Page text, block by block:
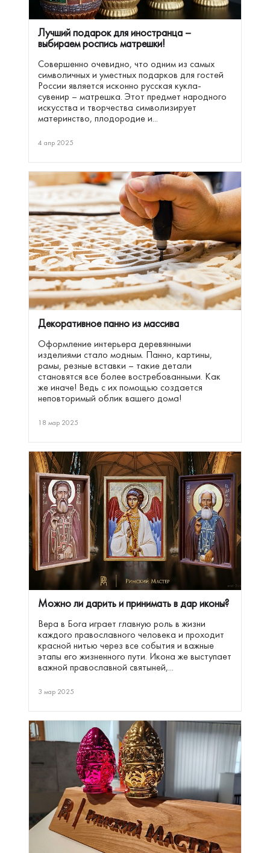
Лучший подарок для иностранца –
выбираем роспись матрешки!
Совершенно очевидно, что одним из самых
символичных и уместных подарков для гостей
России является исконно русская кукла-
сувенир – матрешка. Этот предмет народного
искусства и творчества символизирует
материнство, плодородие и...
4 апр 2025
Декоративное панно из массива
Оформление интерьера деревянными
изделиями стало модным. Панно, картины,
рамы, резные вставки – такие детали
становятся все более востребованными. Как
же иначе! Ведь с их помощью создается
неповторимый облик вашего дома!
18 мар 2025
Можно ли дарить и принимать в дар иконы?
Вера в Бога играет главную роль в жизни
каждого православного человека и проходит
красной нитью через все события и важные
этапы его жизненного пути. Икона же выступает
важной православной святыней,...
3 мар 2025